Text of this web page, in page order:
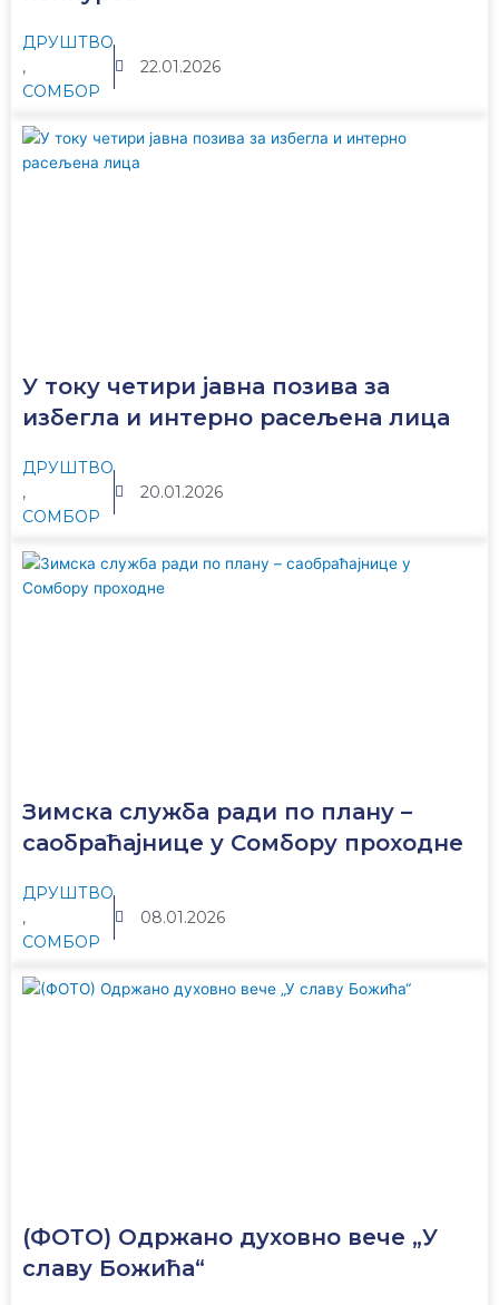
ДРУШТВО
,
СОМБОР
22.01.2026
У току четири јавна позива за
избегла и интерно расељена лица
ДРУШТВО
,
СОМБОР
20.01.2026
Зимска служба ради по плану –
саобраћајнице у Сомбору проходне
ДРУШТВО
,
СОМБОР
08.01.2026
(ФОТО) Одржано духовно вече „У
славу Божића“